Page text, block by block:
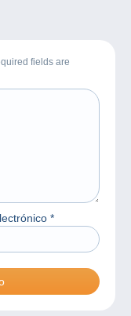
fields are
*